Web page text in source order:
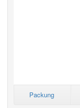
Packung